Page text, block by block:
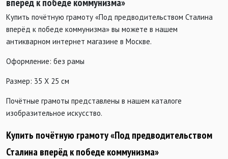
Купить почётную грамоту «Под предводительством Сталина
вперёд к победе коммунизма» вы можете в нашем
антикварном интернет магазине в Москве.
Оформление: без рамы
Размер: 35 Х 25 см
Почётные грамоты представлены в нашем каталоге
изобразительное искусство.
Купить почётную грамоту «Под предводительством
Сталина вперёд к победе коммунизма»